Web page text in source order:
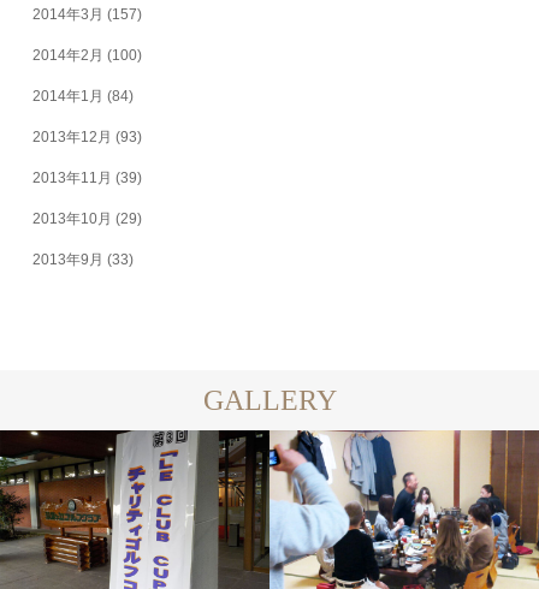
2014年3月 (157)
2014年2月 (100)
2014年1月 (84)
2013年12月 (93)
2013年11月 (39)
2013年10月 (29)
2013年9月 (33)
GALLERY